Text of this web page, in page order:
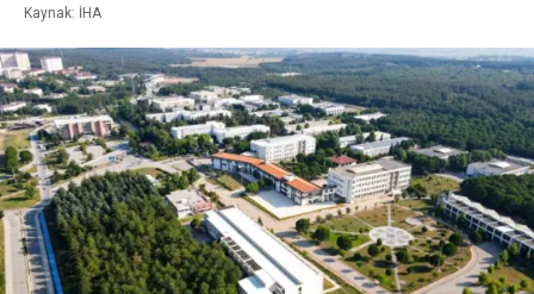
Kaynak: İHA